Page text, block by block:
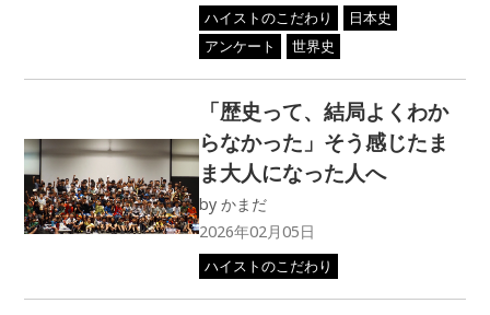
ハイストのこだわり
日本史
アンケート
世界史
「歴史って、結局よくわか
らなかった」そう感じたま
ま大人になった人へ
byかまだ
2026年02月05日
ハイストのこだわり